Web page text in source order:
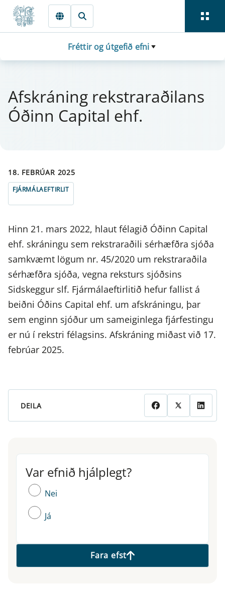
Fara beint í Meginmál
Fréttir og útgefið efni
Af­skrán­ing rekst­r­araðil­ans
Óðinn Capital ehf.
18. FEBRÚAR 2025
FJÁRMÁLAEFTIRLIT
Hinn 21. mars 2022, hlaut félagið Óðinn Capital
ehf. skráningu sem rekstraraðili sérhæfðra sjóða
samkvæmt lögum nr. 45/2020 um rekstraraðila
sérhæfðra sjóða, vegna reksturs sjóðsins
Sidskeggur slf. Fjármálaeftirlitið hefur fallist á
beiðni Óðins Capital ehf. um afskráningu, þar
sem enginn sjóður um sameiginlega fjárfestingu
er nú í rekstri félagsins. Afskráning miðast við 17.
febrúar 2025.
DEILA
Var efnið hjálplegt?
Var efnið hjálplegt?
Nei
Já
Fara efst